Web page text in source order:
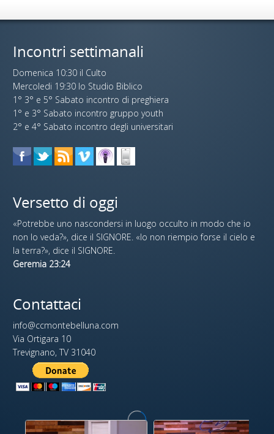
Incontri settimanali
Domenica 10:30 il Culto
Mercoledi 19:30 lo Studio Biblico
1° 3° e 5° Sabato incontro di preghiera
1° e 3° Sabato incontro gruppo youth
2° e 4° Sabato incontro degli universitari
Versetto di oggi
«Potrebbe uno nascondersi in luogo occulto in modo che io
non lo veda?», dice il SIGNORE. «Io non riempio forse il cielo e
la terra?», dice il SIGNORE.
Geremia 23:24
Contattaci
info@ccmontebelluna.com
Via Ortigara 10
Trevignano, TV 31040